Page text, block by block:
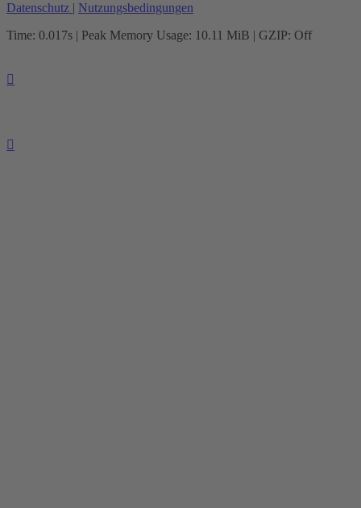
Datenschutz | Nutzungsbedingungen
Time: 0.017s | Peak Memory Usage: 10.11 MiB | GZIP: Off